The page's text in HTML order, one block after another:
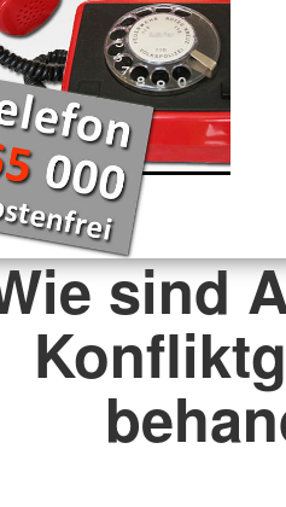
sind